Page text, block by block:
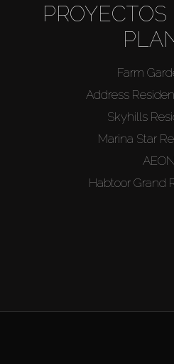
Farm
Address
Skyhills
Marina Star
AEON
Habtoor Grand